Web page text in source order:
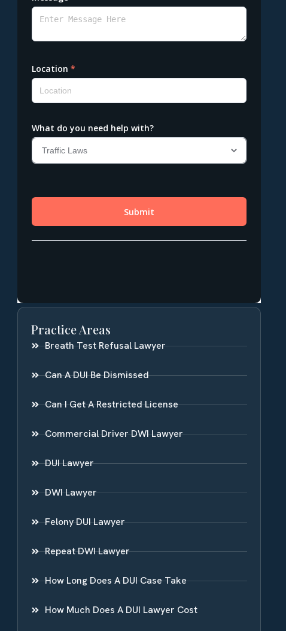
Practice Areas
Breath Test Refusal Lawyer
Can A DUI Be Dismissed
Can I Get A Restricted License
Commercial Driver DWI Lawyer
DUI Lawyer
DWI Lawyer
Felony DUI Lawyer
Repeat DWI Lawyer
How Long Does A DUI Case Take
How Much Does A DUI Lawyer Cost